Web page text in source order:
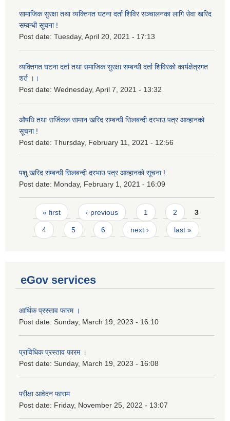
सामाजिक सुरक्षा तथा व्यक्तिगत घटना दर्ता शिविर सञ्चालनका लागि सेवा खरिद
सम्बन्धी सूचना !
Post date: Tuesday, April 20, 2021 - 17:13
व्यक्तिगत घटना दर्ता तथा समाजिक सुरक्षा सम्बन्धी दर्ता शिविरको कार्यक्षेत्रगत
शर्त ।।
Post date: Wednesday, April 7, 2021 - 13:32
औषधि तथा सर्जिकल सामान खरिद सम्बन्धी सिलबन्दी दरभाउ पत्र आव्हानको
सूचना !
Post date: Thursday, February 11, 2021 - 12:56
पशु खरिद सम्बन्धी सिलबन्दी दरभाउ पत्र आव्हानको सूचना !
Post date: Monday, February 1, 2021 - 16:09
Pages
« first ‹ previous 1 2 3
4 5 6 next › last »
eGov services
आर्थिक प्रस्ताव फारम ।
Post date: Sunday, March 19, 2023 - 16:10
प्राविधिक प्रस्ताव फारम ।
Post date: Sunday, March 19, 2023 - 16:08
परीक्षा आवेदन फाराम
Post date: Friday, November 25, 2022 - 13:07